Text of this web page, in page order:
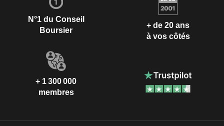
N°1 du Conseil
Boursier
+ de 20 ans
à vos côtés
+ 1 300 000
membres